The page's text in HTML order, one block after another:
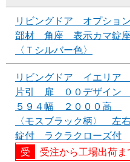
リビングドア オプション
部材 角座 表示カマ錠
〈Ｔシルバー色〉
リビングドア イエリア
片引 扉 ００デザイン
５９４幅 ２０００高
〈モスブラック柄〉 左
錠付 ラクラクローズ付
受注から工場出荷ま